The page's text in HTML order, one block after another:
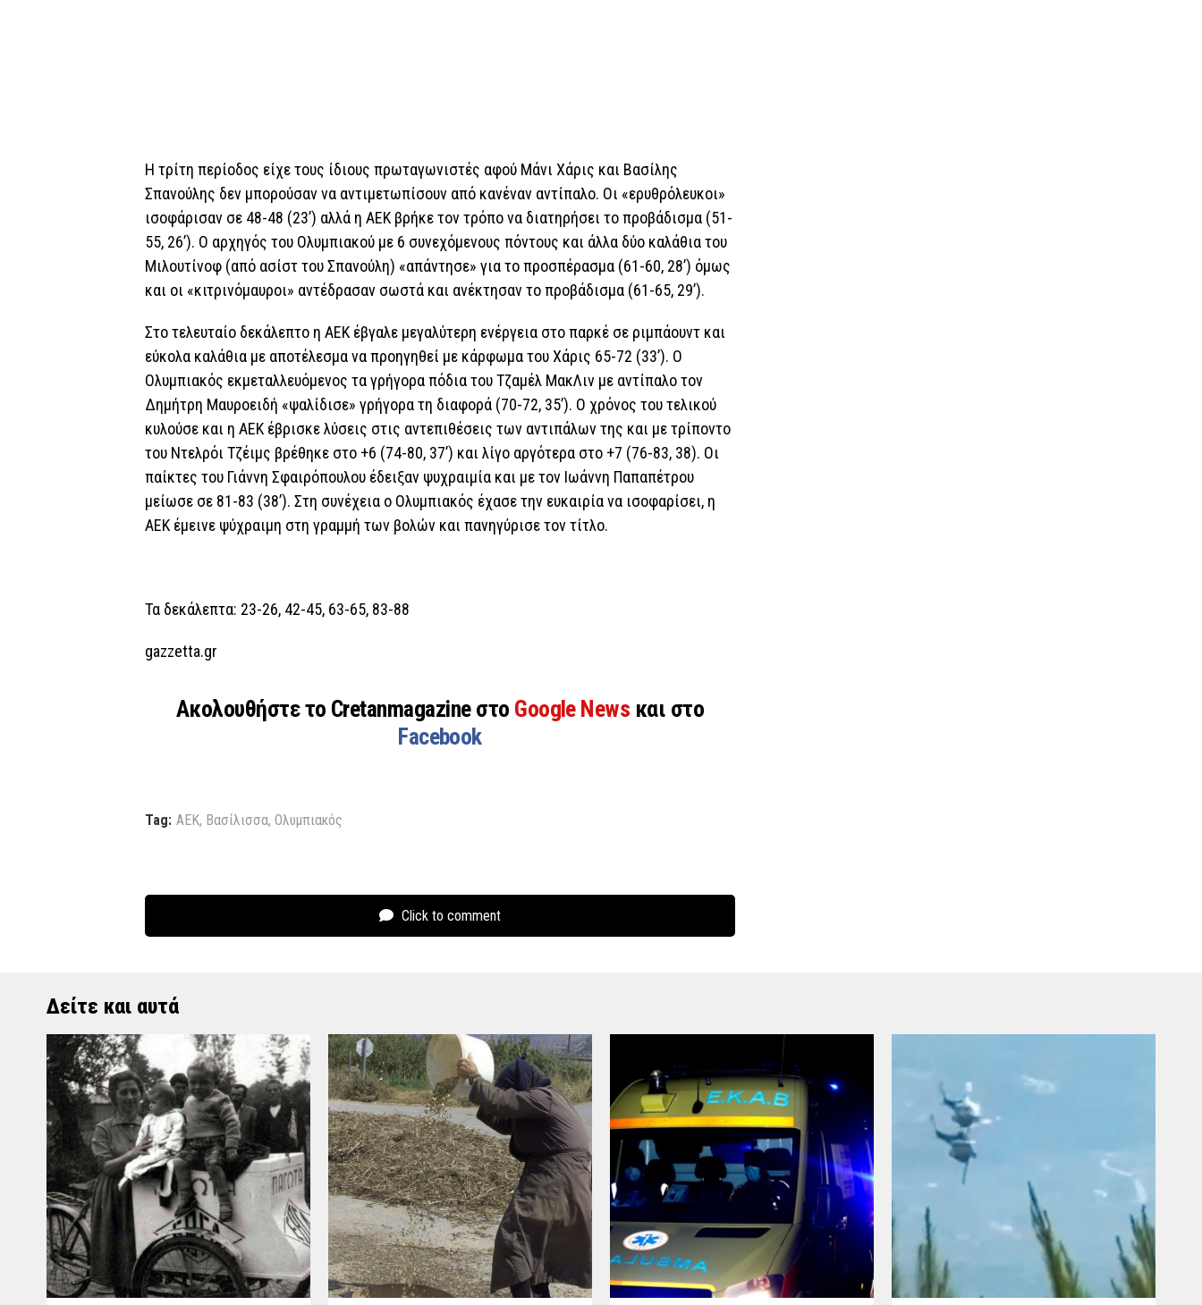
Η τρίτη περίοδος είχε τους ίδιους πρωταγωνιστές αφού Μάνι Χάρις και Βασίλης
Σπανούλης δεν μπορούσαν να αντιμετωπίσουν από κανέναν αντίπαλο. Οι «ερυθρόλευκοι»
ισοφάρισαν σε 48-48 (23’) αλλά η ΑΕΚ βρήκε τον τρόπο να διατηρήσει το προβάδισμα (51-
55, 26’). Ο αρχηγός του Ολυμπιακού με 6 συνεχόμενους πόντους και άλλα δύο καλάθια του
Μιλουτίνοφ (από ασίστ του Σπανούλη) «απάντησε» για το προσπέρασμα (61-60, 28’) όμως
και οι «κιτρινόμαυροι» αντέδρασαν σωστά και ανέκτησαν το προβάδισμα (61-65, 29’).
Στο τελευταίο δεκάλεπτο η ΑΕΚ έβγαλε μεγαλύτερη ενέργεια στο παρκέ σε ριμπάουντ και
εύκολα καλάθια με αποτέλεσμα να προηγηθεί με κάρφωμα του Χάρις 65-72 (33’). Ο
Ολυμπιακός εκμεταλλευόμενος τα γρήγορα πόδια του Τζαμέλ ΜακΛιν με αντίπαλο τον
Δημήτρη Μαυροειδή «ψαλίδισε» γρήγορα τη διαφορά (70-72, 35’). Ο χρόνος του τελικού
κυλούσε και η ΑΕΚ έβρισκε λύσεις στις αντεπιθέσεις των αντιπάλων της και με τρίποντο
του Ντελρόι Τζέιμς βρέθηκε στο +6 (74-80, 37’) και λίγο αργότερα στο +7 (76-83, 38). Οι
παίκτες του Γιάννη Σφαιρόπουλου έδειξαν ψυχραιμία και με τον Ιωάννη Παπαπέτρου
μείωσε σε 81-83 (38’). Στη συνέχεια ο Ολυμπιακός έχασε την ευκαιρία να ισοφαρίσει, η
ΑΕΚ έμεινε ψύχραιμη στη γραμμή των βολών και πανηγύρισε τον τίτλο.
Τα δεκάλεπτα: 23-26, 42-45, 63-65, 83-88
gazzetta.gr
Ακολουθήστε το Cretanmagazine στο Google News και στο
Facebook
Tag: ΑΕΚ, Βασίλισσα, Ολυμπιακός
Click to comment
Δείτε και αυτά